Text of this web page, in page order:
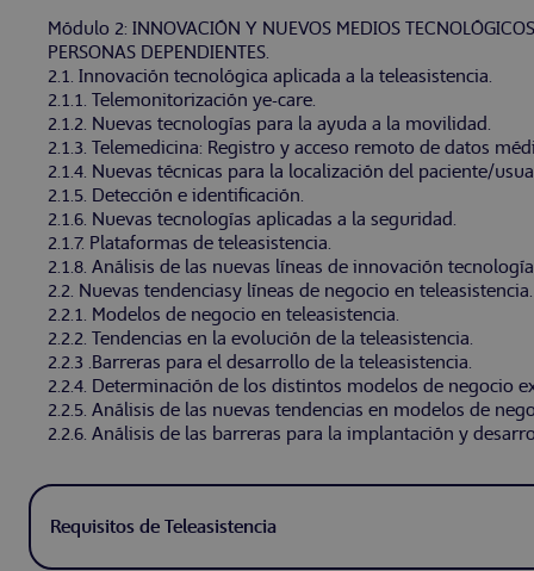
Módulo 2: INNOVACIÓN Y NUEVOS MEDIOS
PERSONAS DEPENDIENTES.
2.1. Innovación tecnológica aplicada a la teleasistencia.
2.1.1. Telemonitorización ye-care.
2.1.2. Nuevas tecnologías para la ayuda a la movilidad.
2.1.3. Telemedicina: Registro y acceso remoto de datos
2.1.4. Nuevas técnicas para la localización del paciente/
2.1.5. Detección e identificación.
2.1.6. Nuevas tecnologías aplicadas a la seguridad.
2.1.7. Plataformas de teleasistencia.
2.1.8. Análisis de las nuevas líneas de innovación
2.2. Nuevas tendenciasy líneas de negocio en teleasistencia.
2.2.1. Modelos de negocio en teleasistencia.
2.2.2. Tendencias en la evolución de la teleasistencia.
2.2.3 .Barreras para el desarrollo de la teleasistencia.
2.2.4. Determinación de los distintos modelos de negocio
2.2.5. Análisis de las nuevas tendencias en modelos de
2.2.6. Análisis de las barreras para la implantación y
Requisitos de Teleasistencia